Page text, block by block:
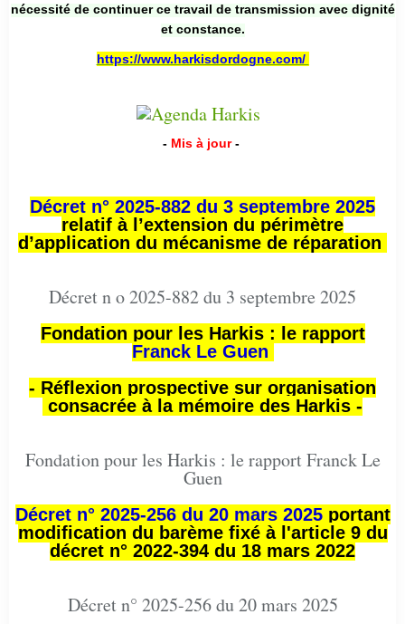
nécessité de continuer ce travail de transmission avec dignité
et constance.
https://www.harkisdordogne.com/
- Mis à jour -
Décret n° 2025-882 du 3 septembre 2025
relatif à l’extension du périmètre
d’application du mécanisme de réparation
Décret n o 2025-882 du 3 septembre 2025
Fondation pour les Harkis : le rapport
Franck Le Guen
- Réflexion prospective sur organisation
consacrée à la mémoire des Harkis -
Fondation pour les Harkis : le rapport Franck Le
Guen
Décret n° 2025-256 du 20 mars 2025portant
modification du barème fixé à l'article 9 du
décret n° 2022-394 du 18 mars 2022
Décret n° 2025-256 du 20 mars 2025